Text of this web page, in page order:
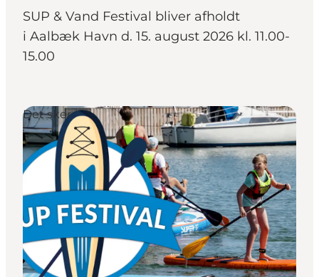
For børn
SUP & Vand Festival bliver afholdt
i Aalbæk Havn d. 15. august 2026 kl. 11.00-
15.00
Det sker